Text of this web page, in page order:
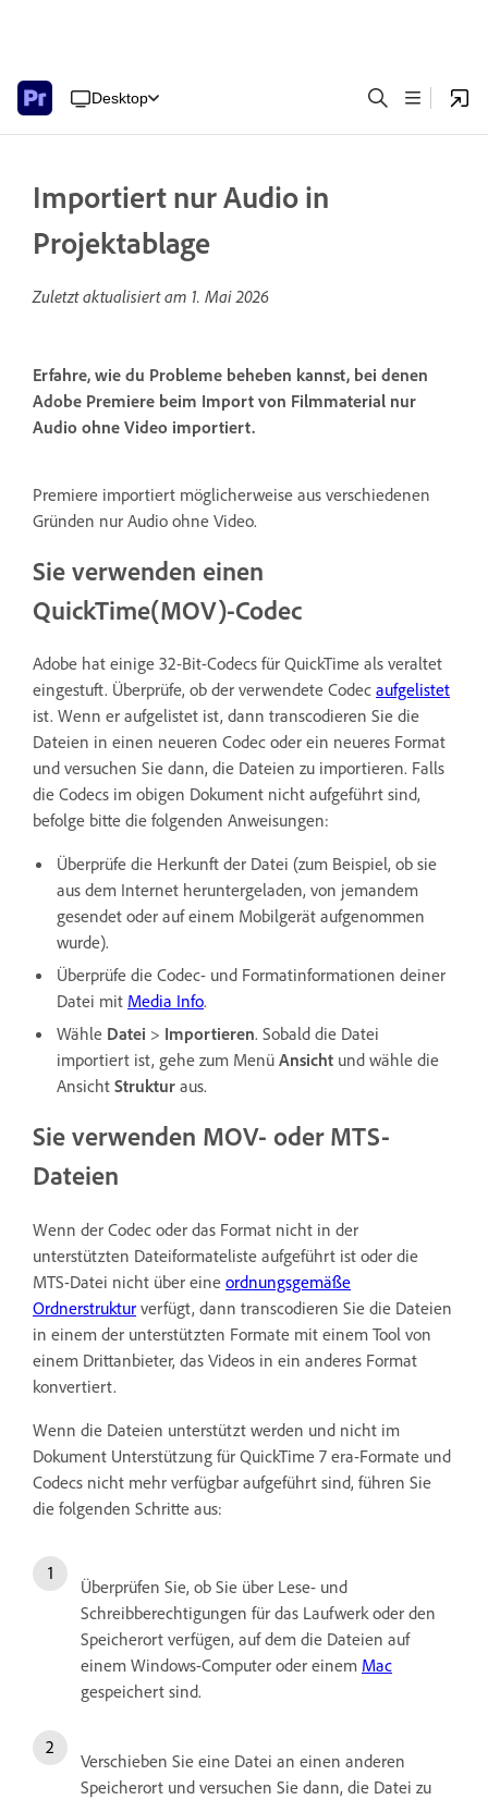
Desktop
Importiert nur Audio in
Projektablage
Zuletzt aktualisiert am 1. Mai 2026
Erfahre, wie du Probleme beheben kannst, bei denen
Adobe Premiere beim Import von Filmmaterial nur
Audio ohne Video importiert.
Premiere importiert möglicherweise aus verschiedenen
Gründen nur Audio ohne Video.
Sie verwenden einen
QuickTime(MOV)-Codec
Adobe hat einige 32-Bit-Codecs für QuickTime als veraltet
eingestuft. Überprüfe, ob der verwendete Codec aufgelistet
ist. Wenn er aufgelistet ist, dann transcodieren Sie die
Dateien in einen neueren Codec oder ein neueres Format
und versuchen Sie dann, die Dateien zu importieren. Falls
die Codecs im obigen Dokument nicht aufgeführt sind,
befolge bitte die folgenden Anweisungen:
Überprüfe die Herkunft der Datei (zum Beispiel, ob sie
aus dem Internet heruntergeladen, von jemandem
gesendet oder auf einem Mobilgerät aufgenommen
wurde).
Überprüfe die Codec- und Formatinformationen deiner
Datei mit Media Info.
Wähle Datei > Importieren. Sobald die Datei
importiert ist, gehe zum Menü Ansicht und wähle die
Ansicht Struktur aus.
Sie verwenden MOV- oder MTS-
Dateien
Wenn der Codec oder das Format nicht in der
unterstützten Dateiformateliste aufgeführt ist oder die
MTS-Datei nicht über eine ordnungsgemäße
Ordnerstruktur verfügt, dann transcodieren Sie die Dateien
in einem der unterstützten Formate mit einem Tool von
einem Drittanbieter, das Videos in ein anderes Format
konvertiert.
Wenn die Dateien unterstützt werden und nicht im
Dokument Unterstützung für QuickTime 7 era-Formate und
Codecs nicht mehr verfügbar aufgeführt sind, führen Sie
die folgenden Schritte aus:
Überprüfen Sie, ob Sie über Lese- und
Schreibberechtigungen für das Laufwerk oder den
Speicherort verfügen, auf dem die Dateien auf
einem Windows-Computer oder einem Mac
gespeichert sind.
Verschieben Sie eine Datei an einen anderen
Speicherort und versuchen Sie dann, die Datei zu